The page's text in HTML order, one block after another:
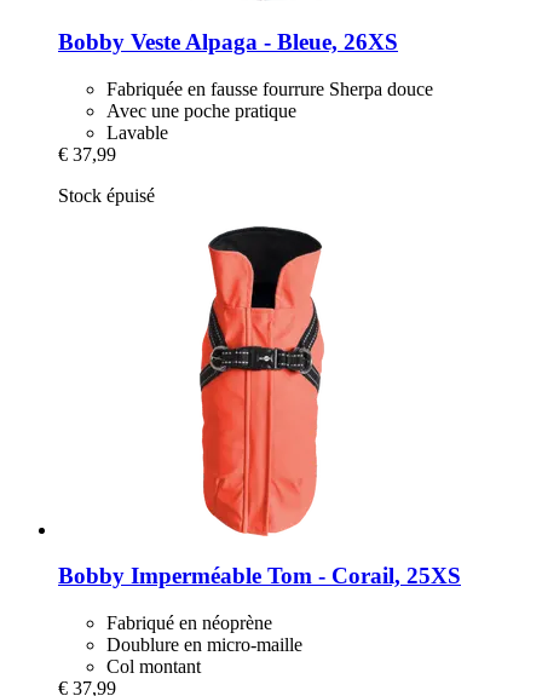
Bobby Veste Alpaga -​ Bleue, 26XS
Fabriquée en fausse fourrure Sherpa douce
Avec une poche pratique
Lavable
€ 37,99
Stock épuisé
Bobby Imperméable Tom -​ Corail, 25XS
Fabriqué en néoprène
Doublure en micro-maille
Col montant
€ 37,99